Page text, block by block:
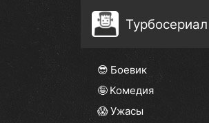
Турбосериал
😎 Боевик
🤪 Комедия
😱 Ужасы